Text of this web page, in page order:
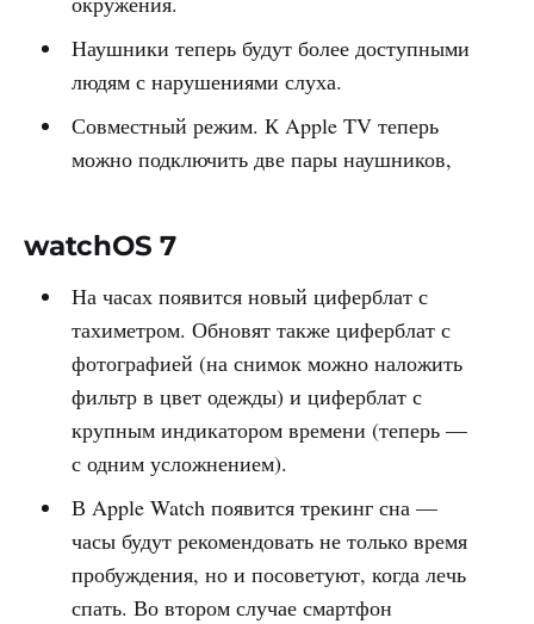
Наушники теперь будут более доступными
людям с нарушениями слуха.
Совместный режим. К Apple TV теперь
можно подключить две пары наушников,
watchOS 7
На часах появится новый циферблат с
тахиметром. Обновят также циферблат с
фотографией (на снимок можно наложить
фильтр в цвет одежды) и циферблат с
крупным индикатором времени (теперь —
с одним усложнением).
В Apple Watch появится трекинг сна —
часы будут рекомендовать не только время
пробуждения, но и посоветуют, когда лечь
спать. Во втором случае смартфон